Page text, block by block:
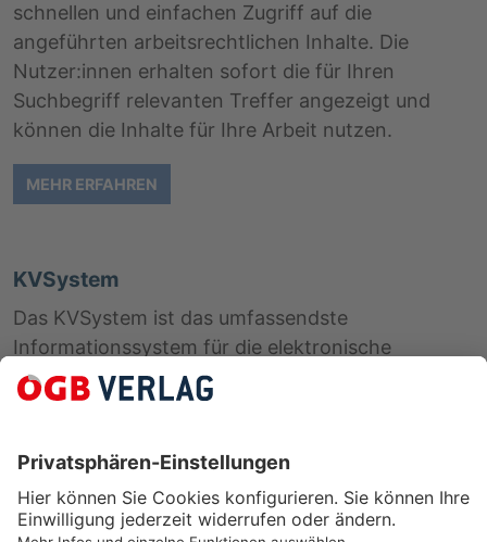
schnellen und einfachen Zugriff auf die
angeführten arbeitsrechtlichen Inhalte. Die
Nutzer:innen erhalten sofort die für Ihren
Suchbegriff relevanten Treffer angezeigt und
können die Inhalte für Ihre Arbeit nutzen.
MEHR ERFAHREN
KVSystem
Das KVSystem ist das umfassendste
Informationssystem für die elektronische
Recherche in den österreichischen
Kollektivverträgen. Es enthält verlässliche
Gewerkschaft über KV-Abschlüsse, Berichte über
Verhandlungen und Aktualisierungen für mehr als
700 Kollektivverträge, für Sie als Expertin oder